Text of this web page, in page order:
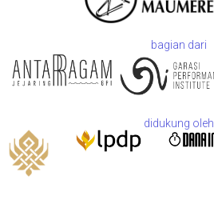
bagian dari
didukung oleh